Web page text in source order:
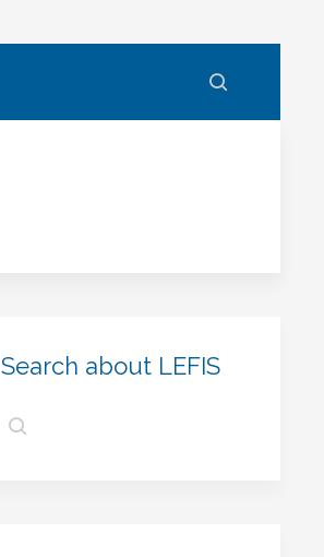
Search about LEFIS